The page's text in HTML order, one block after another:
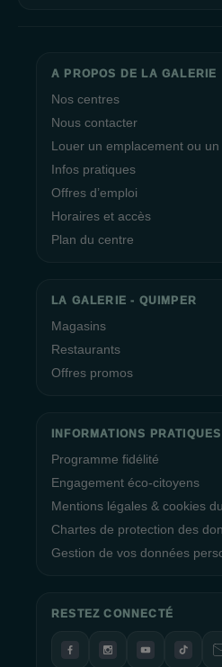
A PROPOS DE LA GALERIE
Nos centres
Nous contacter
Louer un emplacement ou un
Infos pratiques
Offres d’emploi
Horaires et accès
Plan du centre
LA GALERIE - QUIMPER
Magasins
Restaurants
Offres promos
INFORMATIONS PRATIQUES
Programme fidélité
Engagement éco-citoyens
Mentions légales & cookies
Chartes de protection des
Gestion de vos données
RESTEZ CONNECTÉ